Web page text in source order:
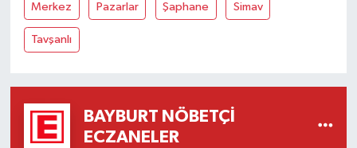
Merkez Pazarlar Şaphane Simav
Tavşanlı
BAYBURT NÖBETÇI
ECZANELER